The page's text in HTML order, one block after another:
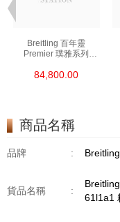
Breitling 百年靈
Premier 璞雅系列
84,800.00
商品名稱
品牌 :
貨品名稱 :
61l1a1